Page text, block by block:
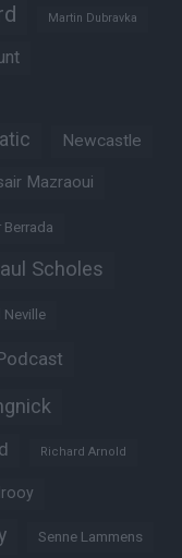
Martin Dubravka
Newcastle
Mazraoui
Berrada
Scholes
Neville
Richard Arnold
Senne Lammens